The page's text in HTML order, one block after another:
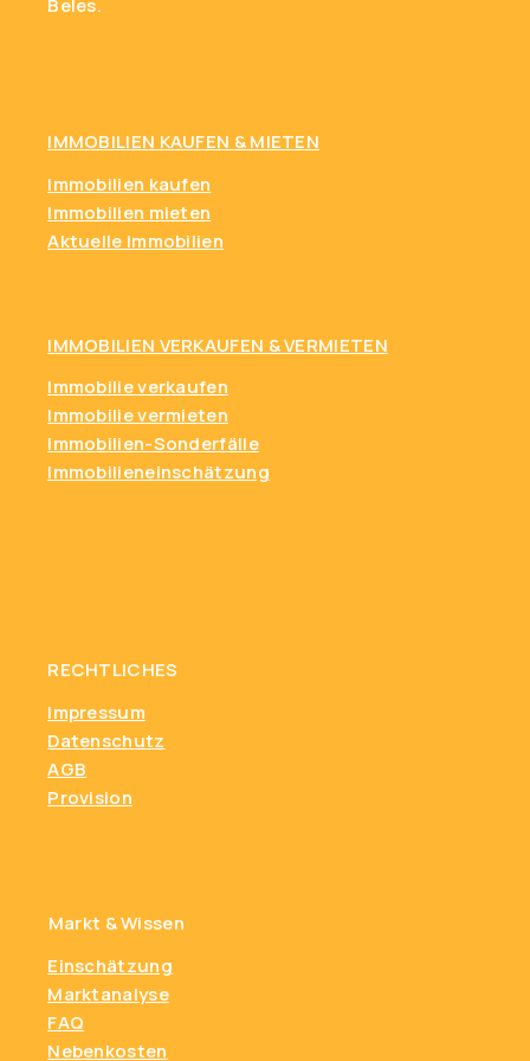
RECHTLICHES
Impressum
Datenschutz
AGB
Provision
Markt & Wissen
Einschätzung
Marktanalyse
FAQ
Nebenkosten
IMMOBILIEN VERKAUFEN & VERMIETEN
Immobilie verkaufen
Immobilie vermieten
Immobilien-Sonderfälle
Immobilieneinschätzung
IMMOBILIEN KAUFEN & MIETEN
Immobilien kaufen
Immobilien mieten
Aktuelle Immobilien